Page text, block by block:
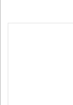
レトロ
「ボスコニ
「1942」
まっぷ
ムソフト
別にど